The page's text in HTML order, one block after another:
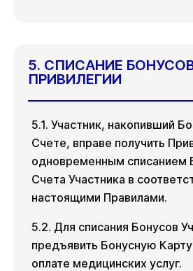
5. СПИСАНИЕ
ПРИВИЛЕГИИ
5.1. Участник, накопивший
Счете, вправе получить
одновременным списанием
Счета Участника в
настоящими Правилами.
5.2. Для списания Бонусов
предъявить Бонусную
оплате медицинских услуг.